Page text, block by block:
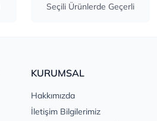
Seçili Ürünlerde Geçerli
KURUMSAL
Hakkımızda
İletişim Bilgilerimiz